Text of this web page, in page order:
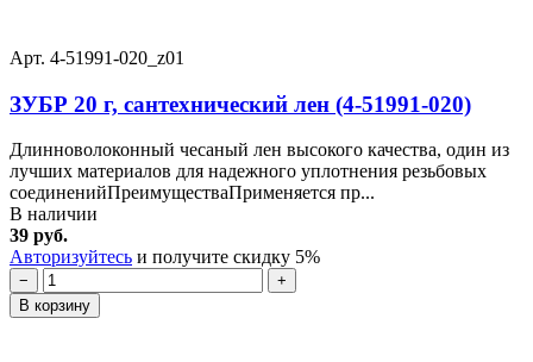
Арт. 4-51991-020_z01
ЗУБР 20 г, сантехнический лен (4-51991-020)
Длинноволоконный чесаный лен высокого качества, один из
лучших материалов для надежного уплотнения резьбовых
соединенийПреимуществаПрименяется пр...
В наличии
39 руб.
Авторизуйтесь и получите скидку 5%
−
+
В корзину